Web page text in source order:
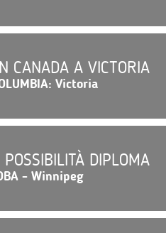
CANADA A VICTORIA
Victoria
DIPLOMA
- Winnipeg